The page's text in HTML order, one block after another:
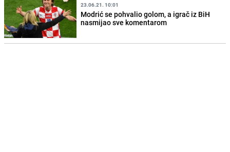
23.06.21. 10:01
Modrić se pohvalio golom, a igrač iz BiH
nasmijao sve komentarom